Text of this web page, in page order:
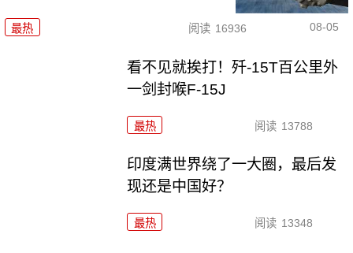
最热 阅读 16936 08-05
看不见就挨打！歼-15T百公里外
一剑封喉F-15J
最热 阅读 13788
印度满世界绕了一大圈，最后发
现还是中国好？
最热 阅读 13348